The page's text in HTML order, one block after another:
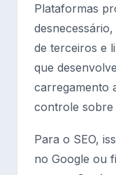
Plataformas
de terceiros e
que
carregamento
controle sobre
Para o SEO,
no Google ou